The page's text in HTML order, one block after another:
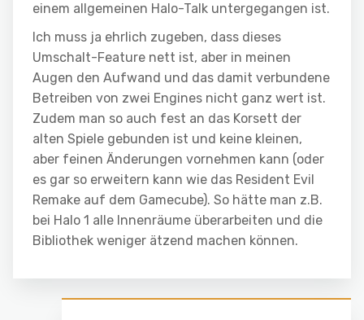
einem allgemeinen Halo-Talk untergegangen ist.
Ich muss ja ehrlich zugeben, dass dieses
Umschalt-Feature nett ist, aber in meinen
Augen den Aufwand und das damit verbundene
Betreiben von zwei Engines nicht ganz wert ist.
Zudem man so auch fest an das Korsett der
alten Spiele gebunden ist und keine kleinen,
aber feinen Änderungen vornehmen kann (oder
es gar so erweitern kann wie das Resident Evil
Remake auf dem Gamecube). So hätte man z.B.
bei Halo 1 alle Innenräume überarbeiten und die
Bibliothek weniger ätzend machen können.